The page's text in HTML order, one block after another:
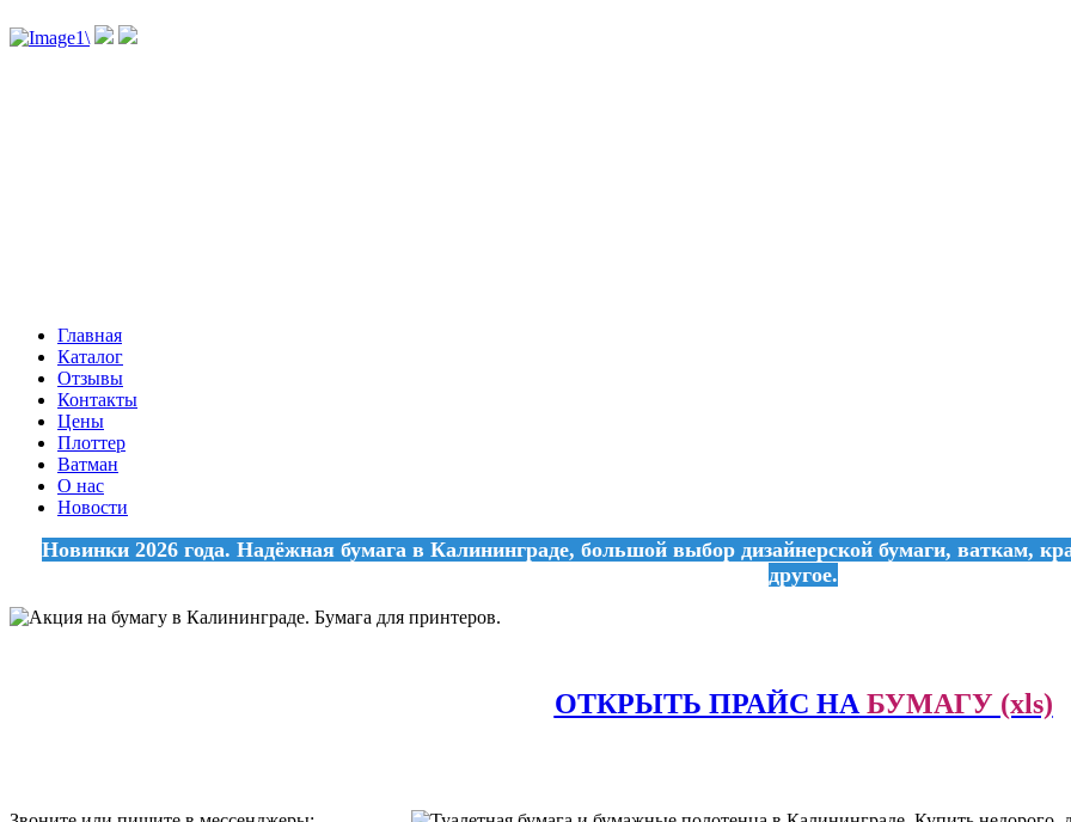
Главная
Каталог
Отзывы
Контакты
Цены
Плоттер
Ватман
О нас
Новости
Новинки 2026 года. Надёжная бумага в Калининграде, большой выбор дизайнерской бумаги, ваткам,
другое.
ОТКРЫТЬ ПРАЙС НАБУМАГУ (xls)